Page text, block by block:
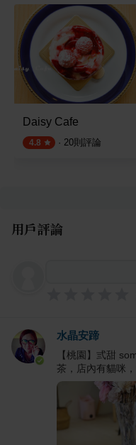
Daisy Cafe
4.8 · 20則評論
用戶評論
水晶安蹄
【桃園】弎甜
茶，店內有貓咪